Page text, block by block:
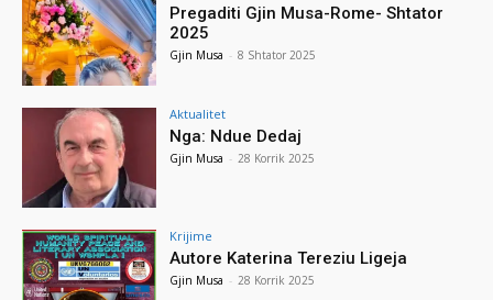
Pregaditi Gjin Musa-Rome- Shtator
2025
Gjin Musa - 8 Shtator 2025
Aktualitet
Nga: Ndue Dedaj
Gjin Musa - 28 Korrik 2025
Krijime
Autore Katerina Tereziu Ligeja
Gjin Musa - 28 Korrik 2025